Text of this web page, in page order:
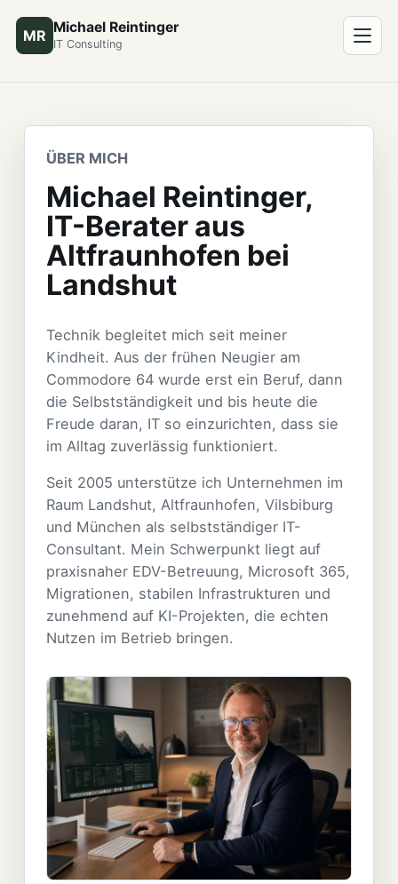
MR Michael Reintinger
IT Consulting
ÜBER MICH
Michael Reintinger,
IT-Berater aus
Altfraunhofen bei
Landshut
Technik begleitet mich seit meiner
Kindheit. Aus der frühen Neugier am
Commodore 64 wurde erst ein Beruf, dann
die Selbstständigkeit und bis heute die
Freude daran, IT so einzurichten, dass sie
im Alltag zuverlässig funktioniert.
Seit 2005 unterstütze ich Unternehmen im
Raum Landshut, Altfraunhofen, Vilsbiburg
und München als selbstständiger IT-
Consultant. Mein Schwerpunkt liegt auf
praxisnaher EDV-Betreuung, Microsoft 365,
Migrationen, stabilen Infrastrukturen und
zunehmend auf KI-Projekten, die echten
Nutzen im Betrieb bringen.